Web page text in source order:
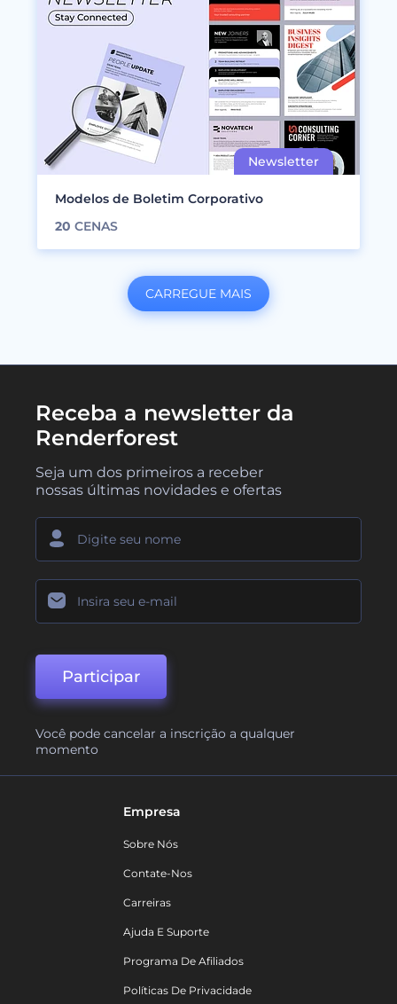
Modelos de Boletim Corporativo
20 CENAS
CARREGUE MAIS
Receba a newsletter da
Renderforest
Seja um dos primeiros a receber
nossas últimas novidades e ofertas
Participar
Você pode cancelar a inscrição a qualquer
momento
Empresa
Sobre Nós
Contate-Nos
Carreiras
Ajuda E Suporte
Programa De Afiliados
Políticas De Privacidade